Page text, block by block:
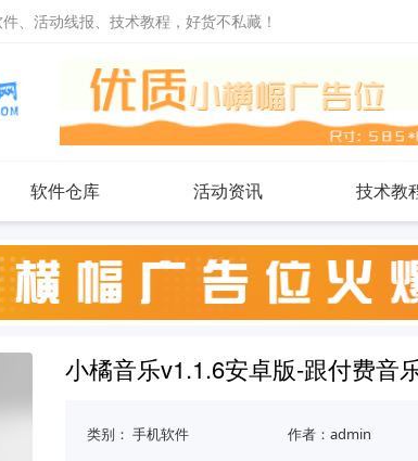
、活动线报、技术教程，好货不私藏！
软件仓库 活动资讯 技术教
小橘音乐v1.1.6安卓版-跟付费音
类别： 手机软件 作者：admin